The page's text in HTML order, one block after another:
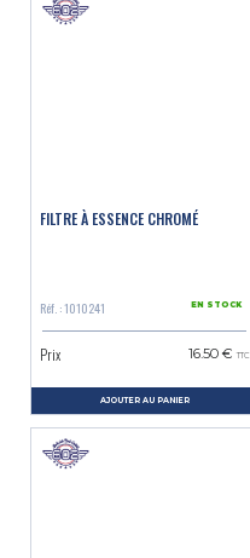
FILTRE À ESSENCE CHROMÉ
Réf. : 1010241 EN STOCK
Prix 16.50 € TTC
AJOUTER AU PANIER